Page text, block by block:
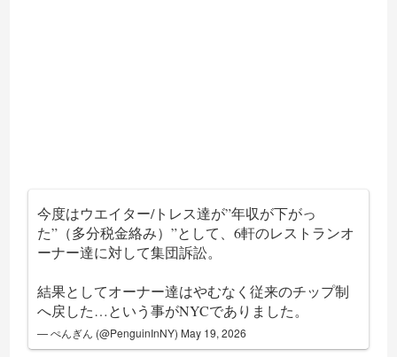
今度はウエイター/トレス達が”年収が下がっ
た”（多分税金絡み）”として、6軒のレストランオ
ーナー達に対して集団訴訟。
結果としてオーナー達はやむなく従来のチップ制
へ戻した…という事がNYCでありました。
— ぺんぎん (@PenguinInNY) May 19, 2026